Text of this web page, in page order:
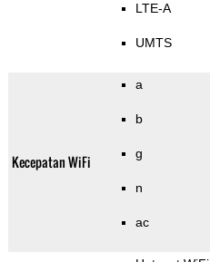
LTE-A
UMTS
Kecepatan WiFi
a
b
g
n
ac